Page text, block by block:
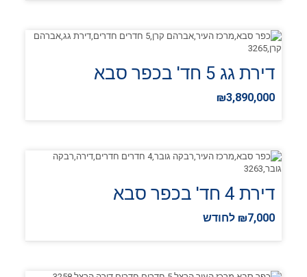
דירת גג 5 חד' בכפר סבא
₪3,890,000
דירת 4 חד' בכפר סבא
₪7,000 לחודש